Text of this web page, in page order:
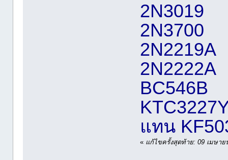
2N3019
2N3700
2N2219A
2N2222A
BC546B
แทน
« แก้ไขครั้งสุดท้าย: 09 เมษาย